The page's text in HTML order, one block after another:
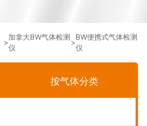
>
加拿大BW气体检测
仪
>
BW便携式气体检测
仪
按气体分类